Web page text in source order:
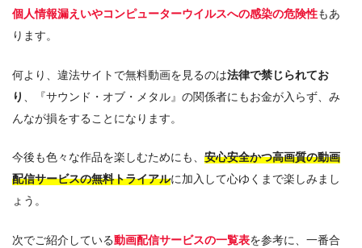
個人情報漏えいやコンピューターウイルスへの感染の危険性もあ
ります。
何より、違法サイトで無料動画を見るのは法律で禁じられてお
り
、『サウンド・オブ・メタル』の関係者にもお金が入らず、み
んなが損をすることになります。
今後も色々な作品を楽しむためにも、 安心安全かつ高画質の動画
配信サービスの無料トライアルに加入して心ゆくまで楽しみまし
ょう。
次でご紹介している動画配信サービスの一覧表を参考に、一番合